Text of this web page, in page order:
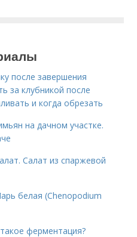
после завершения
за клубникой после
и когда обрезать
на дачном участке.
Салат из спаржевой
белая (Chenopodium
ферментация?